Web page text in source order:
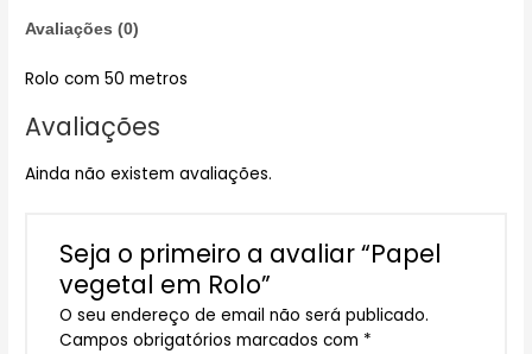
Avaliações (0)
Rolo com 50 metros
Avaliações
Ainda não existem avaliações.
Seja o primeiro a avaliar “Papel
vegetal em Rolo”
O seu endereço de email não será publicado.
Campos obrigatórios marcados com *